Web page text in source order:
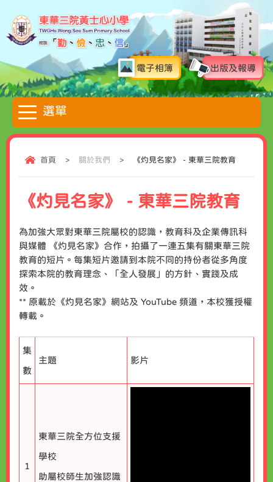
電子相簿 出版及報導
首頁 > 關於我們 > 《灼見名家》 - 東華三院教育
《灼見名家》 - 東華三院教育
為加強大眾對東華三院屬校的認識，教育科及企業傳訊科
與媒體 《灼見名家》合作，拍攝了一連五集有關東華三院
教育的短片。每集短片邀請到本院不同的持份者從多角度
探索本院的教育理念、「全人發展」的方針、實踐及成
效。
** 原載於《灼見名家》網站及 YouTube 頻道，本校獲授權
轉載。
集
數
主題 影片
1
東華三院全方位支援
學校
助屬校師生加強認識